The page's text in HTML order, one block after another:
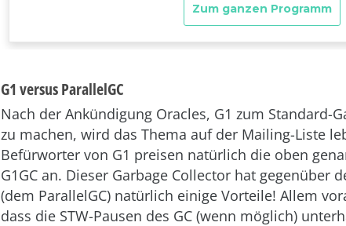
G1 versus ParallelGC
Nach der Ankündigung Oracles, G1 zum Standard-
zu machen, wird das Thema auf der Mailing-Liste
Befürworter von G1 preisen natürlich die oben
G1GC an. Dieser Garbage Collector hat gegenüber
(dem ParallelGC) natürlich einige Vorteile! Allem
dass die STW-Pausen des GC (wenn möglich)